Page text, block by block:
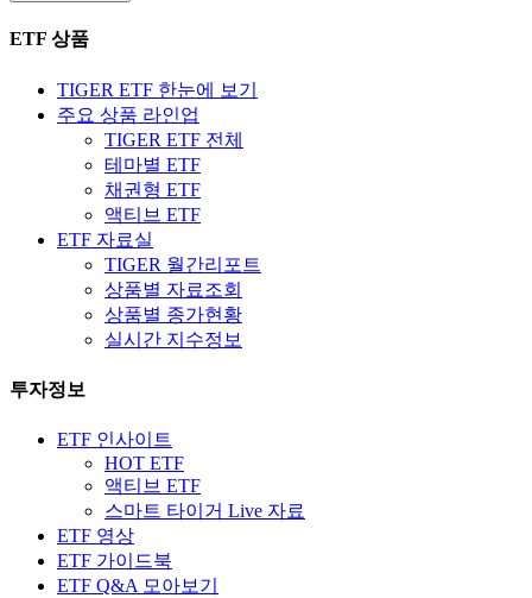
ETF 상품
TIGER ETF 한눈에 보기
주요 상품 라인업
TIGER ETF 전체
테마별 ETF
채권형 ETF
액티브 ETF
ETF 자료실
TIGER 월간리포트
상품별 자료조회
상품별 종가현황
실시간 지수정보
투자정보
ETF 인사이트
HOT ETF
액티브 ETF
스마트 타이거 Live 자료
ETF 영상
ETF 가이드북
ETF Q&A 모아보기